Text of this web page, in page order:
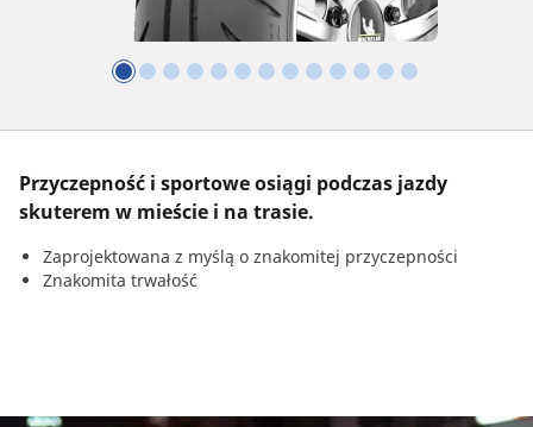
Przyczepność i sportowe osiągi podczas jazdy
skuterem w mieście i na trasie.
Zaprojektowana z myślą o znakomitej przyczepności
Znakomita trwałość